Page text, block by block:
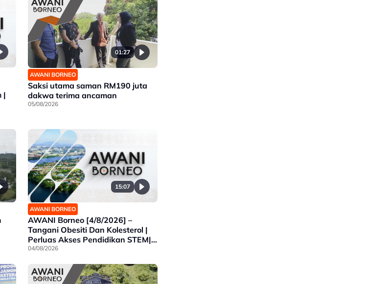
|
01:27
AWANI BORNEO
Saksi utama saman RM190 juta
dakwa terima ancaman
05/08/2026
15:07
AWANI BORNEO
AWANI Borneo [4/8/2026] –
Tangani Obesiti Dan Kolesterol |
Perluas Akses Pendidikan STEM|
Sabah Intai Juara SUKMA
04/08/2026